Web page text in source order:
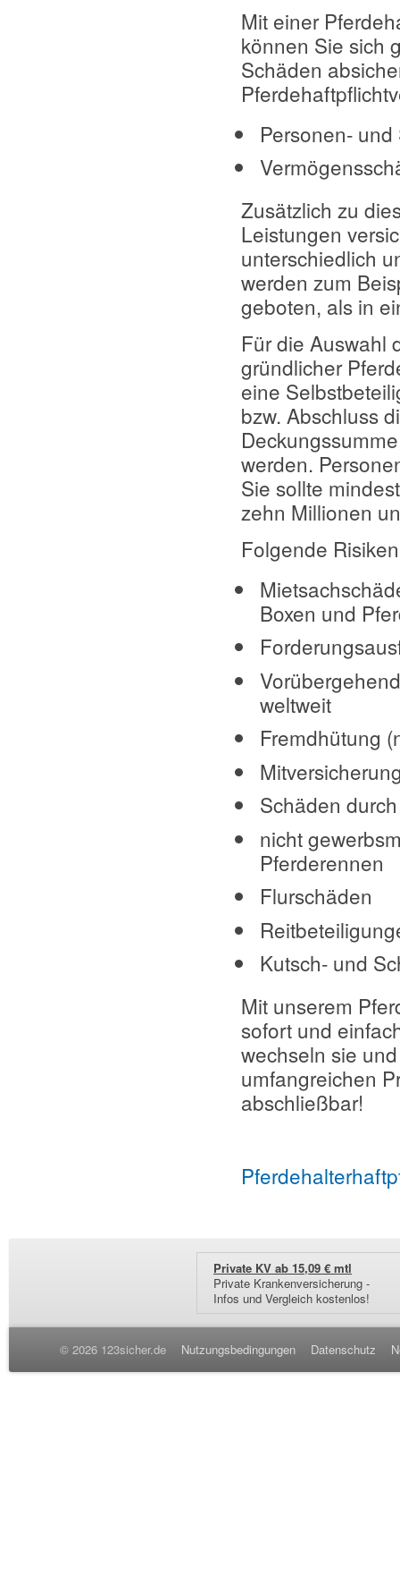
Mit einer
können Sie sich
Schäden
Personen-
Zusätzlich zu
Leistungen
unterschiedlich
werden zum
geboten, als in
Für die Auswahl
gründlicher
eine
bzw. Abschluss
werden.
Sie sollte
zehn Millionen
Folgende
Boxen und
weltweit
Fremdhütung
Schäden
nicht
Pferderennen
Flurschäden
Kutsch- und
Mit unserem
sofort und
wechseln sie
umfangreichen
abschließbar!
Private KV ab 15,09 € mtl
Private Krankenversicherung -
Infos und Vergleich kostenlos!
© 2026 123sicher.de Nutzungsbedingungen Datenschutz